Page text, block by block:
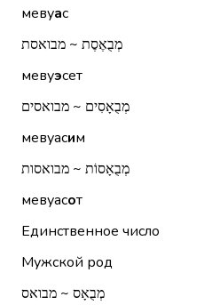
мевуас
מְבֻאֶסֶת ~ מבואסת
мевуэсет
מְבֻאָסִים ~ מבואסים
мевуасим
מְבֻאָסוֹת ~ מבואסות
мевуасот
Единственное число
Мужской род
מְבֻאָס ~ מבואס